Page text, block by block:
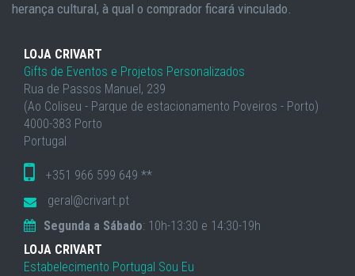
herança cultural, à qual o comprador ficará vinculado.
LOJA CRIVART
Gifts de Eventos e Projetos Personalizados
Rua de Passos Manuel, 239
(Ao Coliseu - Parque de estacionamento Poveiros - Porto)
4000-383 Porto
Portugal
+351 966 599 649 **
geral@crivart.pt
Segunda a Sábado: 10h-13:30 e 14:30-19h
LOJA CRIVART
Estabelecimento Portugal Sou Eu